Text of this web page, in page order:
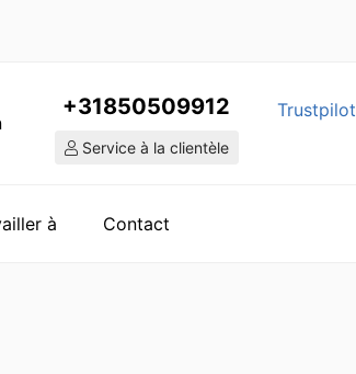
+31850509912
Service à la clientèle
Trustpilot
à Contact